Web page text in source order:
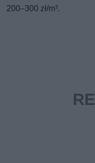
200–300 zł/m³.